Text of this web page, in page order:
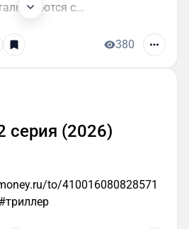
с...
380
серия (2026)
to/410016080828571